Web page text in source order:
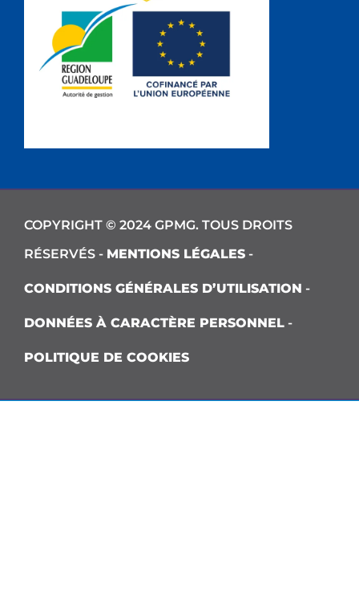
COPYRIGHT © 2024 GPMG. TOUS DROITS
RÉSERVÉS - MENTIONS LÉGALES -
CONDITIONS GÉNÉRALES D’UTILISATION -
DONNÉES À CARACTÈRE PERSONNEL -
POLITIQUE DE COOKIES